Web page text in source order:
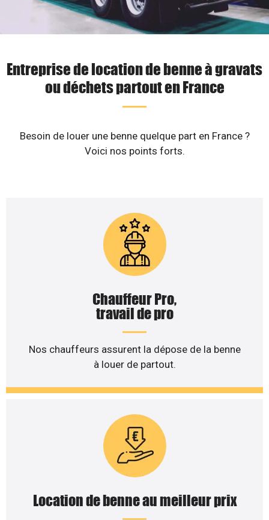
Entreprise de location de benne à gravats
ou déchets partout en France
Besoin de louer une benne quelque part en France ?
Voici nos points forts.
Chauffeur Pro,
travail de pro
Nos chauffeurs assurent la dépose de la benne
à louer de partout.
Location de benne au meilleur prix